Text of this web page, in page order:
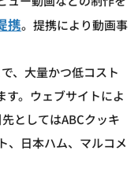
携。提携により動画事
、大量かつ低コスト
す。ウェブサイトによ
としてはABCクッキ
、日本ハム、マルコメ